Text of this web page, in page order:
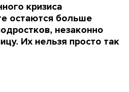
кризиса
остаются больше
незаконно
Их нельзя просто так